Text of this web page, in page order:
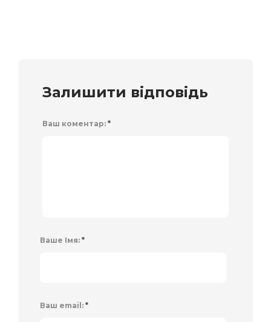
Залишити відповідь
Ваш коментар: *
Ваше Імя: *
Ваш email: *